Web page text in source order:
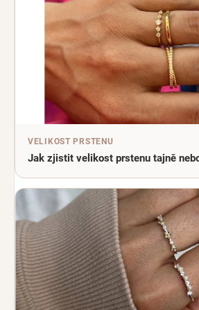
VELIKOST PRSTENU
Jak zjistit velikost prstenu tajně